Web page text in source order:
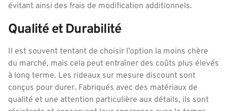
évitant ainsi des frais de modification additionnels.
Qualité et Durabilité
Il est souvent tentant de choisir l’option la moins chère
du marché, mais cela peut entraîner des coûts plus élevés
à long terme. Les rideaux sur mesure discount sont
conçus pour durer. Fabriqués avec des matériaux de
qualité et une attention particulière aux détails, ils sont